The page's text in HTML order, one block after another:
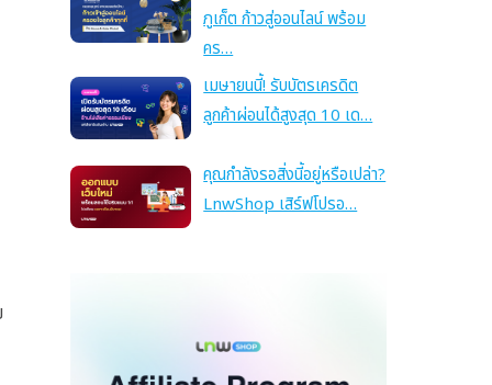
ภูเก็ต ก้าวสู่ออนไลน์ พร้อม
คร…
เมษายนนี้! รับบัตรเครดิต
ลูกค้าผ่อนได้สูงสุด 10 เด…
คุณกำลังรอสิ่งนี้อยู่หรือเปล่า?
LnwShop เสิร์ฟโปรอ…